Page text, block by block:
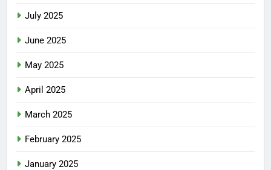
July 2025
June 2025
May 2025
April 2025
March 2025
February 2025
January 2025